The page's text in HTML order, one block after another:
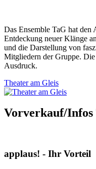
Das Ensemble TaG hat den
Entdeckung neuer Klänge
und die Darstellung von
Mitgliedern der Gruppe.
Ausdruck.
Theater am Gleis
Vorverkauf/Infos
applaus! - Ihr Vorteil